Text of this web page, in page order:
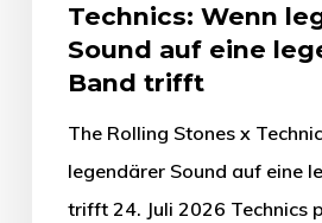
Technics: Wenn
Sound auf eine
Band trifft
The Rolling Stones x
legendärer Sound auf eine
trifft 24. Juli 2026 Technics